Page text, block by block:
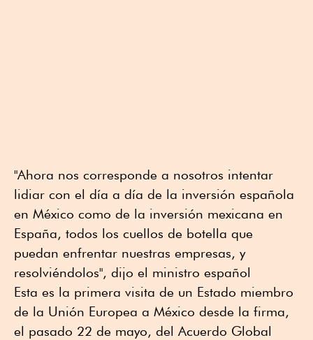
"Ahora nos corresponde a nosotros intentar
lidiar con el día a día de la inversión española
en México como de la inversión mexicana en
España, todos los cuellos de botella que
puedan enfrentar nuestras empresas, y
resolviéndolos", dijo el ministro español
Esta es la primera visita de un Estado miembro
de la Unión Europea a México desde la firma,
el pasado 22 de mayo, del Acuerdo Global